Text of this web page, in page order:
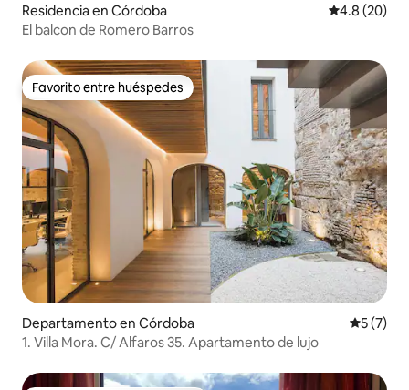
Residencia en Córdoba Calificación
4.8 (20)
El balcon de Romero Barros
Favorito entre huéspedes
Favorito entre huéspedes
Departamento en Córdoba
5 (7)
1. Villa Mora. C/ Alfaros 35. Apartamento de lujo